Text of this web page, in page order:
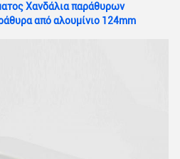
Χανδάλια παράθυρων
από αλουμίνιο 124mm